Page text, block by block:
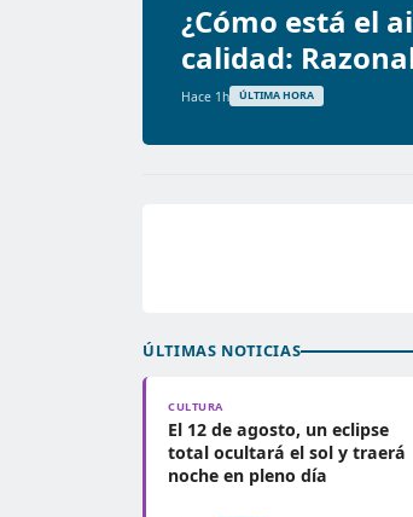
¿Cómo está el
calidad:
Hace 1h ÚLTIMA HORA
ÚLTIMAS NOTICIAS
CULTURA
El 12 de agosto, un eclipse
total ocultará el sol y traerá
noche en pleno día